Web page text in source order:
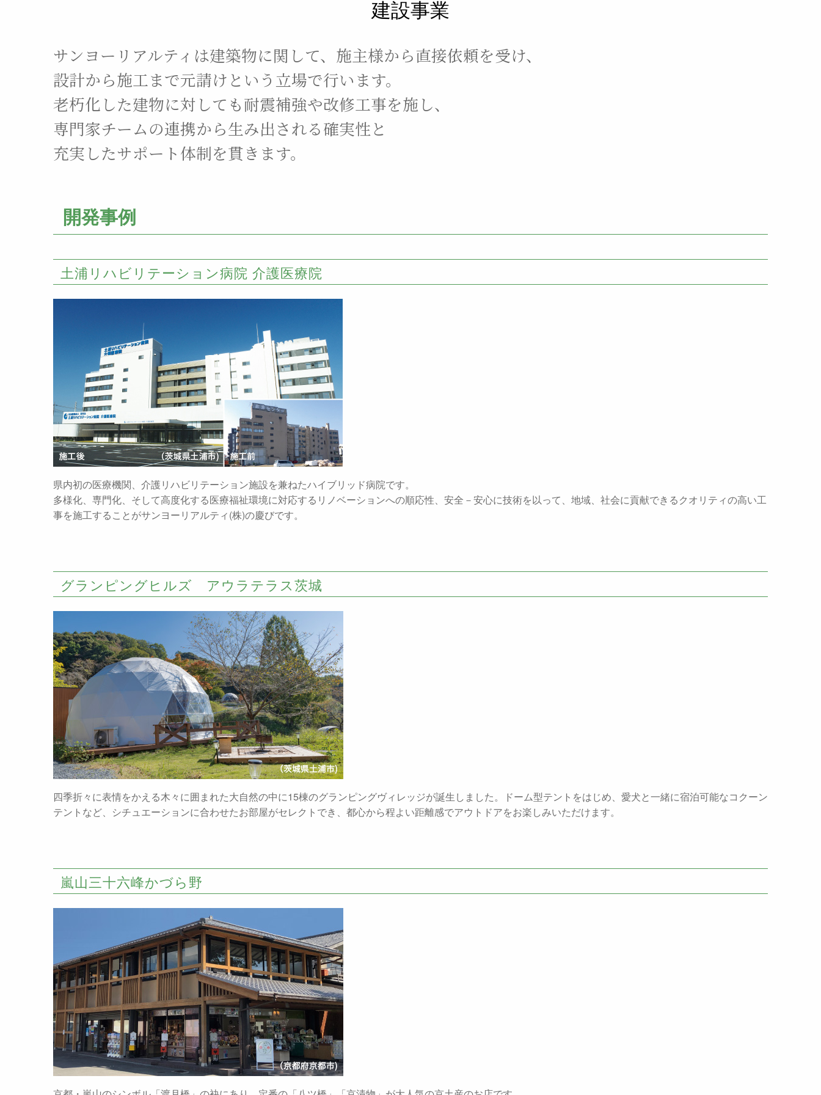
建設事業
サンヨーリアルティは建築物に関して、施主様から直接依頼を受け、
設計から施工まで元請けという立場で行います。
老朽化した建物に対しても耐震補強や改修工事を施し、
専門家チームの連携から生み出される確実性と
充実したサポート体制を貫きます。
開発事例
土浦リハビリテーション病院 介護医療院
県内初の医療機関、介護リハビリテーション施設を兼ねたハイブリッド病院です。
多様化、専門化、そして高度化する医療福祉環境に対応するリノベーションへの順応性、安全－安心に技術を以って、地域、社会に貢献できるクオリティの高い工
事を施工することがサンヨーリアルティ(株)の慶びです。
グランピングヒルズ アウラテラス茨城
四季折々に表情をかえる木々に囲まれた大自然の中に15棟のグランピングヴィレッジが誕生しました。ドーム型テントをはじめ、愛犬と一緒に宿泊可能なコクーン
テントなど、シチュエーションに合わせたお部屋がセレクトでき、都心から程よい距離感でアウトドアをお楽しみいただけます。
嵐山三十六峰かづら野